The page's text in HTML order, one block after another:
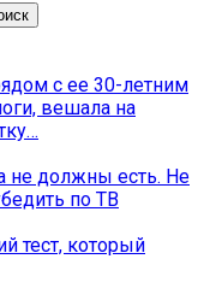
с ее 30-летним
вешала на
не должны есть. Не
по ТВ
тест, который